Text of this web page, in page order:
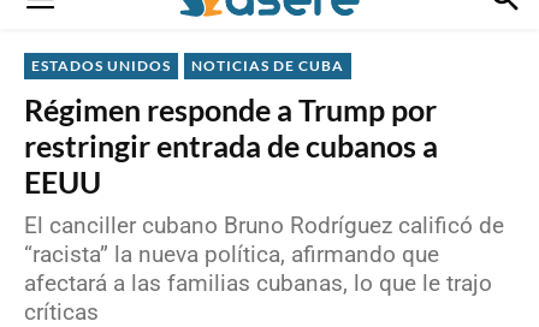
ESTADOS UNIDOS NOTICIAS DE CUBA
Régimen responde a Trump por
restringir entrada de cubanos a
EEUU
El canciller cubano Bruno Rodríguez calificó de
“racista” la nueva política, afirmando que
afectará a las familias cubanas, lo que le trajo
críticas